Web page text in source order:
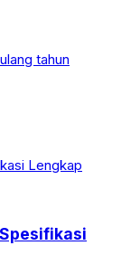
ulang tahun